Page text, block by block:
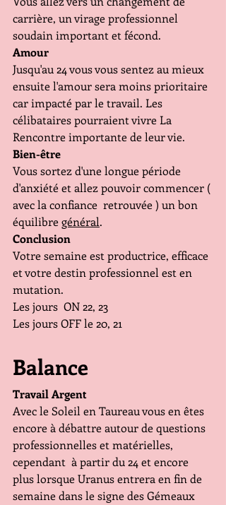
carrière, un virage professionnel
soudain important et fécond.
Amour
Jusqu'au 24 vous vous sentez au mieux
ensuite l'amour sera moins prioritaire
car impacté par le travail. Les
célibataires pourraient vivre La
Rencontre importante de leur vie.
Bien-être
Vous sortez d'une longue période
d'anxiété et allez pouvoir commencer (
avec la confiance  retrouvée ) un bon
équilibre général.
Conclusion
Votre semaine est productrice, efficace
et votre destin professionnel est en
mutation.
Les jours  ON 22, 23
Les jours OFF le 20, 21
Balance
Travail Argent
Avec le Soleil en Taureau vous en êtes
encore à débattre autour de questions
professionnelles et matérielles,
cependant  à partir du 24 et encore
plus lorsque Uranus entrera en fin de
semaine dans le signe des Gémeaux